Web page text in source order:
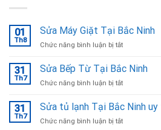
01
Th8
Sửa Máy Giặt Tại Bắc Ninh
Chức năng bình luận bị tắtở
Máy
Tại
Ninh
31
Th7
Sửa Bếp Từ Tại Bắc Ninh
Chức năng bình luận bị tắtở
Bếp
Tại
31
Th7
Sửa tủ lạnh Tại Bắc Ninh uy
Chức năng bình luận bị tắtở